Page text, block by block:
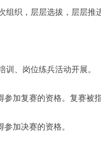
组织，层层选拔，层层
、岗位练兵活动开展。
加复赛的资格。复赛被
加决赛的资格。